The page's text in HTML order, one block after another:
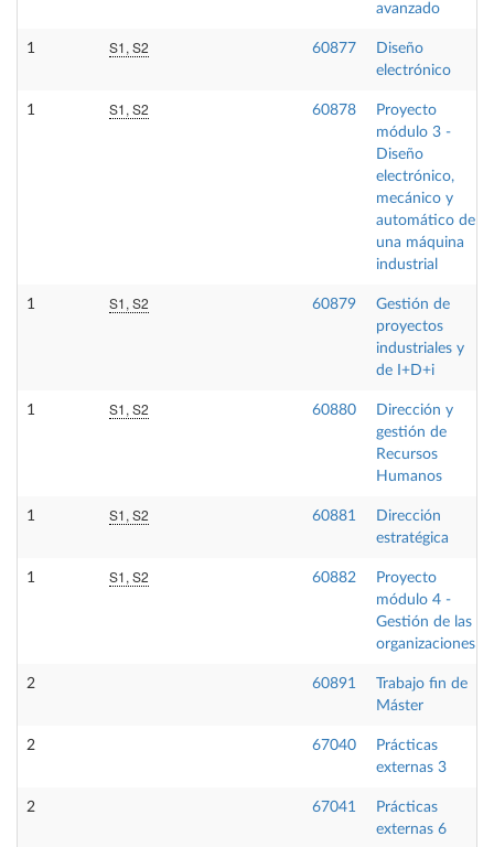
avanzado
1 S1, S2 60877
Diseño
electrónico
1 S1, S2 60878
Proyecto
módulo 3 -
Diseño
electrónico,
mecánico y
automático de
una máquina
industrial
1 S1, S2 60879
Gestión de
proyectos
industriales y
de I+D+i
1 S1, S2 60880
Dirección y
gestión de
Recursos
Humanos
1 S1, S2 60881
Dirección
estratégica
1 S1, S2 60882
Proyecto
módulo 4 -
Gestión de las
organizaciones
2 60891
Trabajo fin de
Máster
2 67040
Prácticas
externas 3
2 67041
Prácticas
externas 6